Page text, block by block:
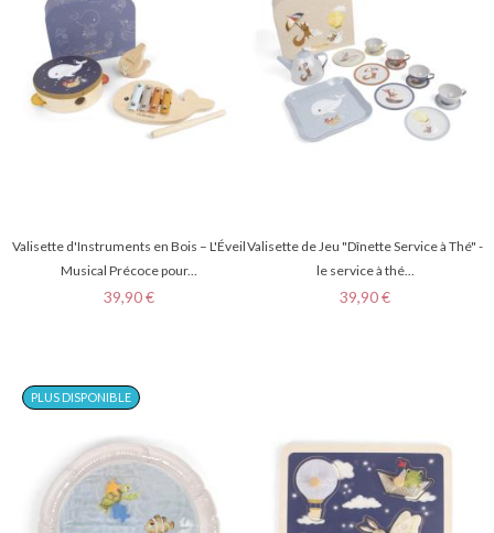
Valisette d'Instruments en Bois – L'Éveil
Musical Précoce pour...
Prix
39,90 €
Valisette de Jeu "Dînette Service à Thé" -
le service à thé...
Prix
39,90 €
PLUS DISPONIBLE